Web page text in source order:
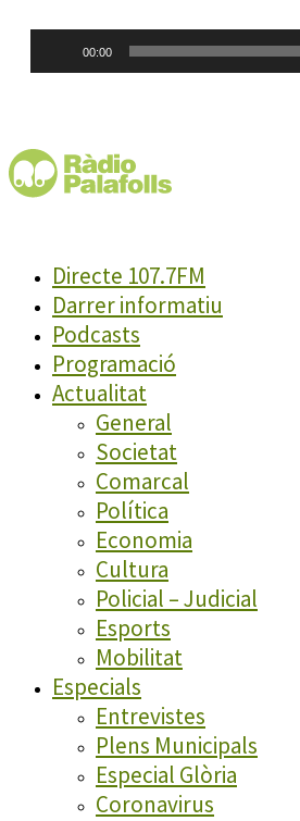
00:00
Directe 107.7FM
Darrer informatiu
Podcasts
Programació
Actualitat
General
Societat
Comarcal
Política
Economia
Cultura
Policial – Judicial
Esports
Mobilitat
Especials
Entrevistes
Plens Municipals
Especial Glòria
Coronavirus